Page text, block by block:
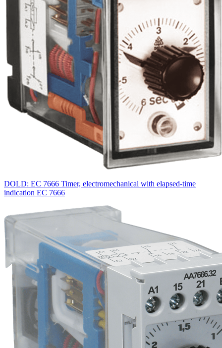
DOLD: EC 7666 Timer, electromechanical with elapsed-time
indication EC 7666